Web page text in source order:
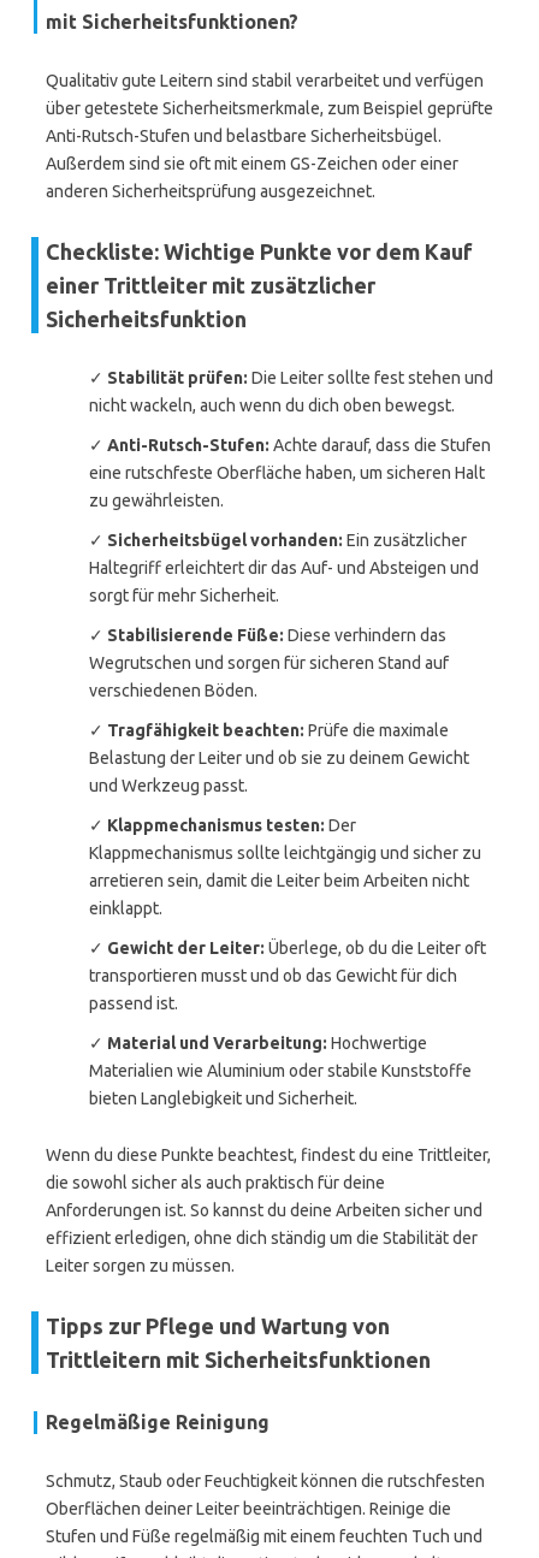
mit Sicherheitsfunktionen?
Qualitativ gute Leitern sind stabil verarbeitet und verfügen
über getestete Sicherheitsmerkmale, zum Beispiel geprüfte
Anti-Rutsch-Stufen und belastbare Sicherheitsbügel.
Außerdem sind sie oft mit einem GS-Zeichen oder einer
anderen Sicherheitsprüfung ausgezeichnet.
Checkliste: Wichtige Punkte vor dem Kauf
einer Trittleiter mit zusätzlicher
Sicherheitsfunktion
✓ Stabilität prüfen: Die Leiter sollte fest stehen und
nicht wackeln, auch wenn du dich oben bewegst.
✓ Anti-Rutsch-Stufen: Achte darauf, dass die Stufen
eine rutschfeste Oberfläche haben, um sicheren Halt
zu gewährleisten.
✓ Sicherheitsbügel vorhanden: Ein zusätzlicher
Haltegriff erleichtert dir das Auf- und Absteigen und
sorgt für mehr Sicherheit.
✓ Stabilisierende Füße: Diese verhindern das
Wegrutschen und sorgen für sicheren Stand auf
verschiedenen Böden.
✓ Tragfähigkeit beachten: Prüfe die maximale
Belastung der Leiter und ob sie zu deinem Gewicht
und Werkzeug passt.
✓ Klappmechanismus testen: Der
Klappmechanismus sollte leichtgängig und sicher zu
arretieren sein, damit die Leiter beim Arbeiten nicht
einklappt.
✓ Gewicht der Leiter: Überlege, ob du die Leiter oft
transportieren musst und ob das Gewicht für dich
passend ist.
✓ Material und Verarbeitung: Hochwertige
Materialien wie Aluminium oder stabile Kunststoffe
bieten Langlebigkeit und Sicherheit.
Wenn du diese Punkte beachtest, findest du eine Trittleiter,
die sowohl sicher als auch praktisch für deine
Anforderungen ist. So kannst du deine Arbeiten sicher und
effizient erledigen, ohne dich ständig um die Stabilität der
Leiter sorgen zu müssen.
Tipps zur Pflege und Wartung von
Trittleitern mit Sicherheitsfunktionen
Regelmäßige Reinigung
Schmutz, Staub oder Feuchtigkeit können die rutschfesten
Oberflächen deiner Leiter beeinträchtigen. Reinige die
Stufen und Füße regelmäßig mit einem feuchten Tuch und